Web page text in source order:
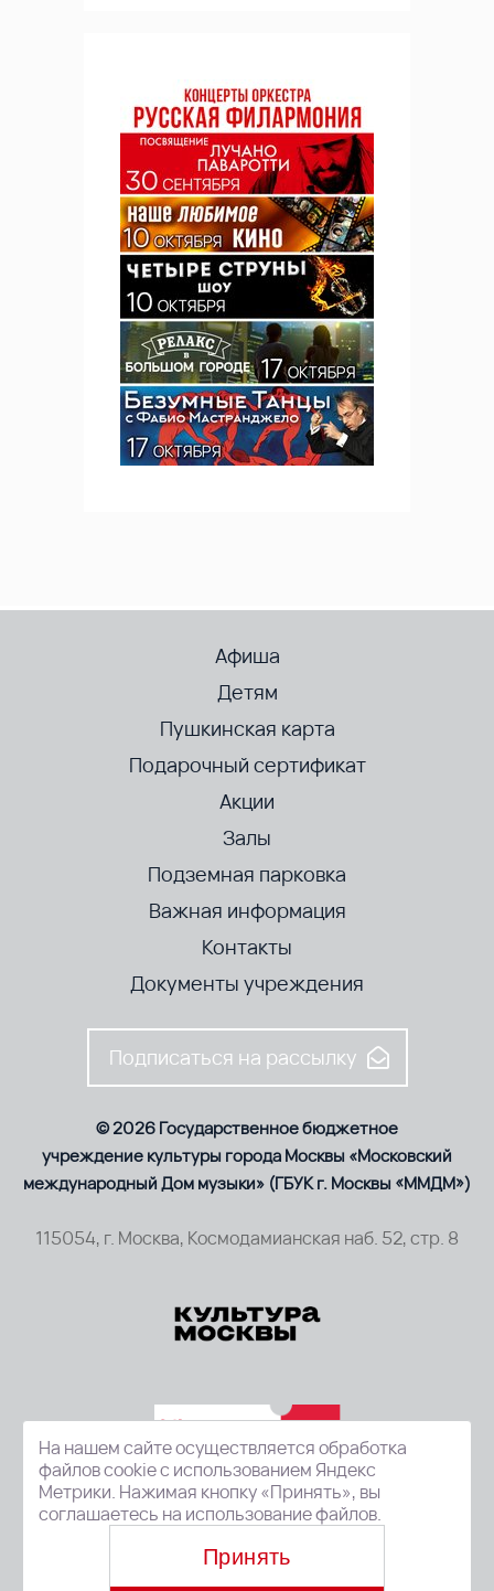
Афиша
Детям
Пушкинская карта
Подарочный сертификат
Акции
Залы
Подземная парковка
Важная информация
Контакты
Документы учреждения
Подписаться на рассылку
© 2026 Государственное бюджетное
учреждение культуры города Москвы «Московский
международный Дом музыки» (ГБУК г. Москвы «ММДМ»)
115054, г. Москва, Космодамианская наб. 52, стр. 8
На нашем сайте осуществляется обработка
файлов cookie с использованием Яндекс
Метрики. Нажимая кнопку «Принять», вы
соглашаетесь на использование файлов.
Принять